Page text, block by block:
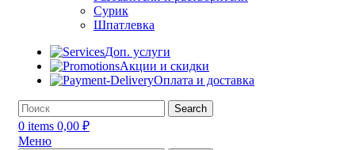
Сурик
Шпатлевка
Доп. услуги
Акции и скидки
Оплата и доставка
Search
0 items 0,00 ₽
Меню